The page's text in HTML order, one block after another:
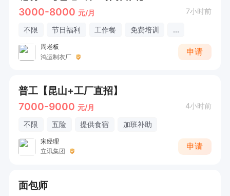
3000-8000 元/月 7小时前
不限 节日福利 工作餐 免费培训 ...
周老板
鸿运制衣厂
申请
普工【昆山+工厂直招】
7000-9000 元/月 4小时前
不限 五险 提供食宿 加班补助
宋经理
立讯集团
申请
面包师